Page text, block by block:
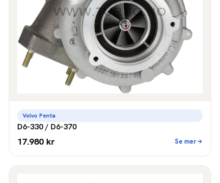
Volvo Penta
D6-330 / D6-370
17.980 kr Se mer